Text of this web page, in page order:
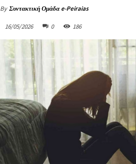
By Συντακτική Ομάδα e-Peiraias
16/05/2026 0 186